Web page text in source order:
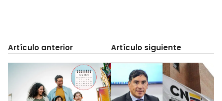
Artículo anterior Artículo siguiente